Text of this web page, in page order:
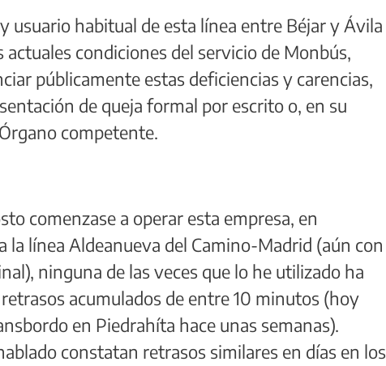
usuario habitual de esta línea entre Béjar y Ávila
condiciones del servicio de Monbús,
públicamente estas deficiencias y carencias,
de queja formal por escrito o, en su
competente.
comenzase a operar esta empresa, en
la línea Aldeanueva del Camino-Madrid ­(aún con
ninguna de las veces que lo he utilizado ha
acumulados de entre 10 minutos (hoy
en Piedrahíta hace unas semanas).
constatan retrasos similares en días en los